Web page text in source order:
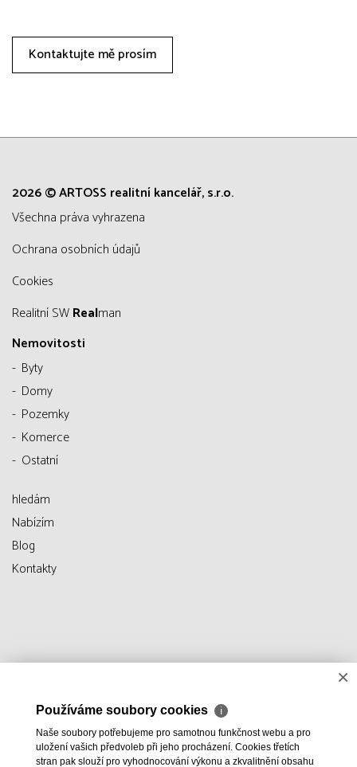
Kontaktujte mě prosím
2026 © ARTOSS realitní kancelář, s.r.o.
všechna práva vyhrazena
Ochrana osobních údajů
Cookies
Realitní SWRealman
Nemovitosti
Byty
Domy
Pozemky
Komerce
Ostatní
hledám
Nabízím
Blog
Kontakty
×
Používáme soubory cookies ℹ
Naše soubory potřebujeme pro samotnou funkčnost webu a pro
uložení vašich předvoleb při jeho procházení. Cookies třetích
stran pak slouží pro vyhodnocování výkonu a zkvalitnění obsahu